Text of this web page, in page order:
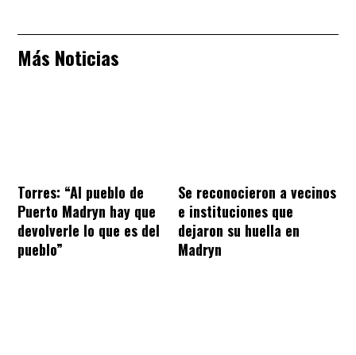
Más Noticias
Torres: “Al pueblo de
Puerto Madryn hay que
devolverle lo que es del
pueblo”
Se reconocieron a vecinos
e instituciones que
dejaron su huella en
Madryn